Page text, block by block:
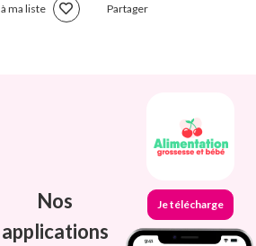
ma liste Partager
Nos
applications
Je télécharge